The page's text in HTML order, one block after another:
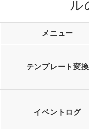
ル
メニュー
テンプレート変換
イベントログ